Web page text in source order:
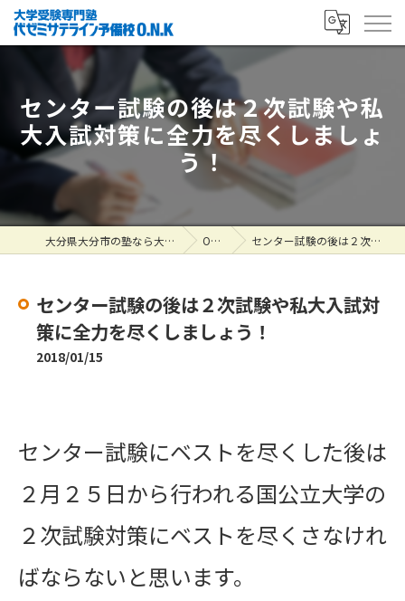
センター試験の後は２次試験や私
大入試対策に全力を尽くしましょ
う！
大分県大分市の塾なら大学受験専門塾 代ゼミサテライン予備校O.N.K ONK掲示板 センター試験の後は２次試験や私大入試対策に全力を尽くしましょう！
センター試験の後は２次試験や私大入試対
策に全力を尽くしましょう！
2018/01/15
センター試験にベストを尽くした後は
２月２５日から行われる国公立大学の
２次試験対策にベストを尽くさなけれ
ばならないと思います。